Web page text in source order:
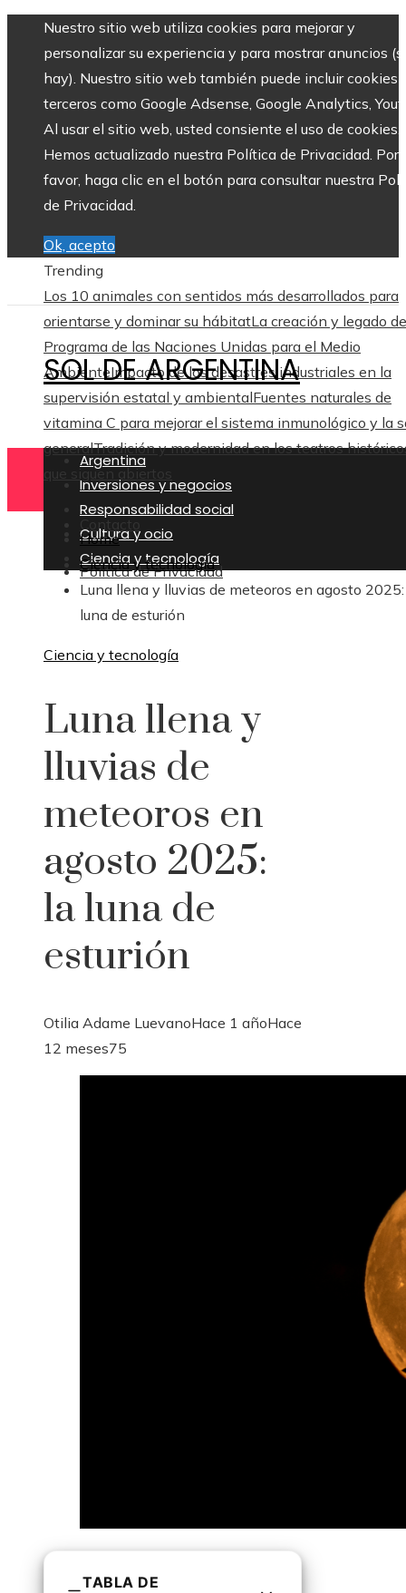
Nuestro sitio web utiliza cookies para mejorar y
personalizar su experiencia y para mostrar anuncios
hay). Nuestro sitio web también puede incluir cookies
terceros como Google Adsense, Google Analytics,
Al usar el sitio web, usted consiente el uso de cookies.
Hemos actualizado nuestra Política de Privacidad. Por
favor, haga clic en el botón para consultar nuestra
de Privacidad.
Ok, acepto
Trending
Los 10 animales con sentidos más desarrollados para
orientarse y dominar su hábitatLa creación y legado
Programa de las Naciones Unidas para el Medio
AmbienteImpacto de los desastres industriales en la
supervisión estatal y ambientalFuentes naturales de
vitamina C para mejorar el sistema inmunológico y la
generalTradición y modernidad en los teatros
que siguen abiertos
Contacto
Política de Privacidad
SOL DE ARGENTINA
Argentina
Inversiones y negocios
Responsabilidad social
Cultura y ocio
Ciencia y tecnología
Home
Ciencia y tecnología
Luna llena y lluvias de meteoros en agosto
luna de esturión
Ciencia y tecnología
Luna llena y
lluvias de
meteoros en
agosto 2025:
la luna de
esturión
Otilia Adame LuevanoHace 1 añoHace
12 meses75
TABLA DE